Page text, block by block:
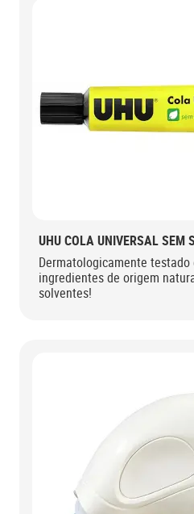
UHU COLA UNIVERSAL SEM
Dermatologicamente testado
ingredientes de origem
solventes!